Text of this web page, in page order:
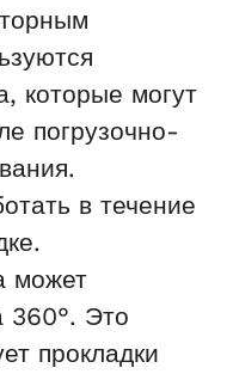
которые могут
погрузочно-
в течение
может
360°. Это
прокладки